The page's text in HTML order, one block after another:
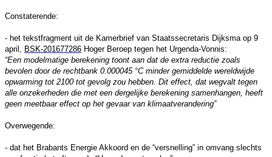
Constaterende:
- het tekstfragment uit de Kamerbrief van Staatssecretaris Dijksma op 9
april, BSK-201677286 Hoger Beroep tegen het Urgenda-Vonnis:
“Een modelmatige berekening toont aan dat de extra reductie zoals
bevolen door de rechtbank 0.000045 °C minder gemiddelde wereldwijde
opwarming tot 2100 tot gevolg zou hebben. Dit effect, dat wegvalt tegen
alle onzekerheden die met een dergelijke berekening samenhangen, heeft
geen meetbaar effect op het gevaar van klimaatverandering”
Overwegende:
- dat het Brabants Energie Akkoord en de “versnelling” in omvang slechts